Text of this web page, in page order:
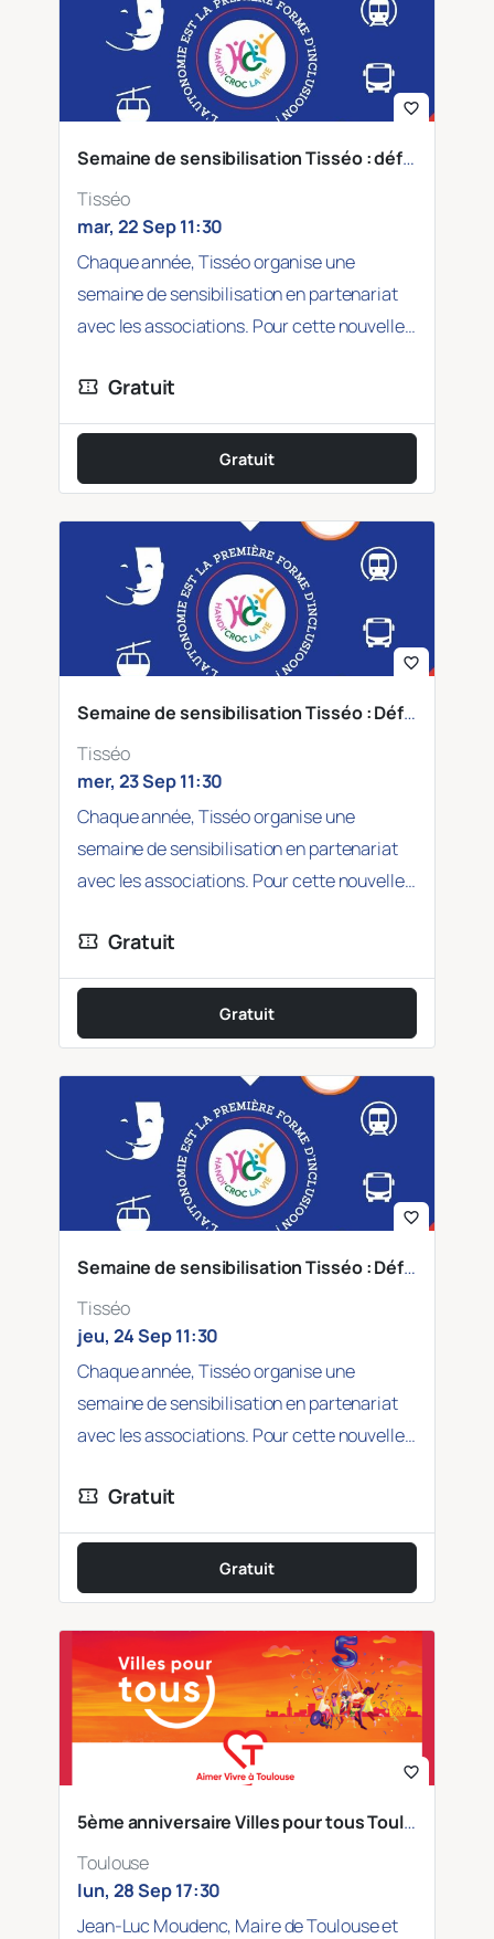
favorite_border
Semaine de sensibilisation Tisséo : déficience intellectuelle et troubles cognitifs
Tisséo
mar, 22 Sep 11:30
Chaque année, Tisséo organise une
semaine de sensibilisation en partenariat
avec les associations. Pour cette nouvelle
confirmation_number Gratuit
Gratuit
favorite_border
Semaine de sensibilisation Tisséo : Déficience intellectuelle et troubles cognitifs
Tisséo
mer, 23 Sep 11:30
Chaque année, Tisséo organise une
semaine de sensibilisation en partenariat
avec les associations. Pour cette nouvelle
confirmation_number Gratuit
Gratuit
favorite_border
Semaine de sensibilisation Tisséo : Déficience intellectuelle et troubles cognitifs
Tisséo
jeu, 24 Sep 11:30
Chaque année, Tisséo organise une
semaine de sensibilisation en partenariat
avec les associations. Pour cette nouvelle
confirmation_number Gratuit
Gratuit
favorite_border
5ème anniversaire Villes pour tous Toulouse
Toulouse
lun, 28 Sep 17:30
Jean-Luc Moudenc, Maire de Toulouse et